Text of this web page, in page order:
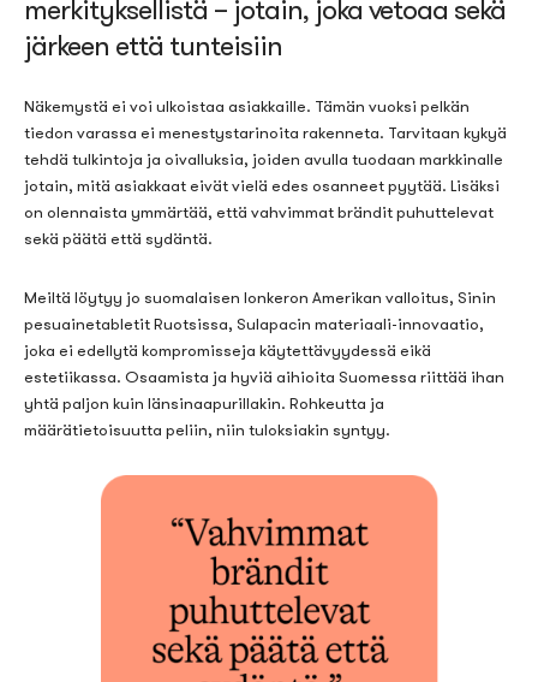
merkityksellistä – jotain, joka vetoaa sekä
järkeen että tunteisiin
Näkemystä ei voi ulkoistaa asiakkaille. Tämän vuoksi pelkän
tiedon varassa ei menestystarinoita rakenneta. Tarvitaan kykyä
tehdä tulkintoja ja oivalluksia, joiden avulla tuodaan markkinalle
jotain, mitä asiakkaat eivät vielä edes osanneet pyytää. Lisäksi
on olennaista ymmärtää, että vahvimmat brändit puhuttelevat
sekä päätä että sydäntä.
Meiltä löytyy jo suomalaisen lonkeron Amerikan valloitus, Sinin
pesuainetabletit Ruotsissa, Sulapacin materiaali-innovaatio,
joka ei edellytä kompromisseja käytettävyydessä eikä
estetiikassa. Osaamista ja hyviä aihioita Suomessa riittää ihan
yhtä paljon kuin länsinaapurillakin. Rohkeutta ja
määrätietoisuutta peliin, niin tuloksiakin syntyy.